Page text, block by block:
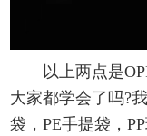
以上两点是OPP
大家都学会了吗?
袋，PE手提袋，